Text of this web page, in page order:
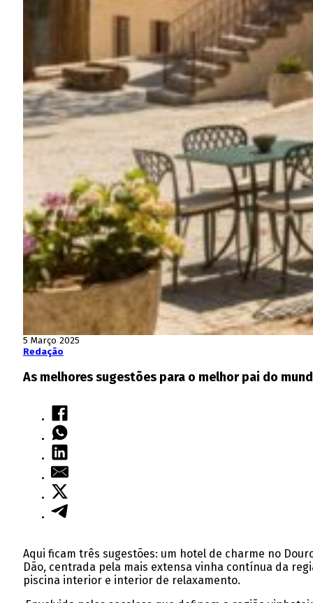
5 Março 2025
Redação
As melhores sugestões para o melhor pai do
Aqui ficam três sugestões: um hotel de charme no
Dão, centrada pela mais extensa vinha contínua da
piscina interior e interior de relaxamento.